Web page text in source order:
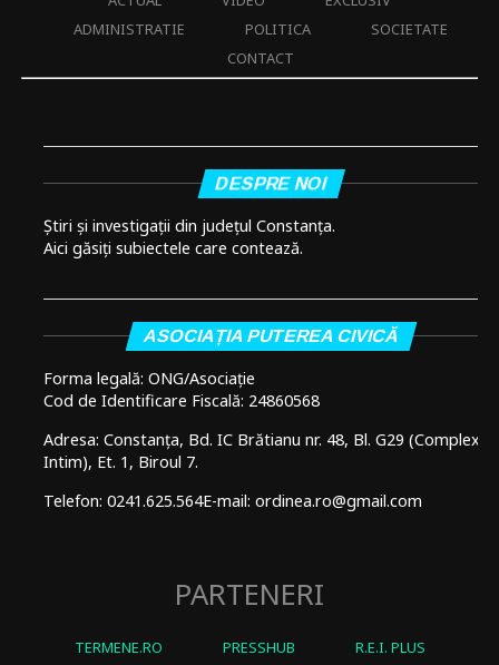
ADMINISTRATIE
POLITICA
SOCIETATE
CONTACT
DESPRE NOI
Știri și investigații din județul Constanța.
Aici găsiți subiectele care contează.
ASOCIAȚIA PUTEREA CIVICĂ
Forma legală: ONG/Asociație
Cod de Identificare Fiscală: 24860568
Adresa: Constanța, Bd. IC Brătianu nr. 48, Bl. G29 (Complex
Intim), Et. 1, Biroul 7.
Telefon: 0241.625.564E-mail: ordinea.ro@gmail.com
PARTENERI
TERMENE.RO PRESSHUB R.E.I. PLUS